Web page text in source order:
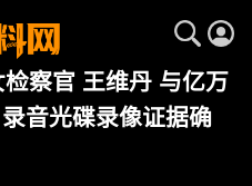
察官 王维丹 与亿万
音光碟录像证据确